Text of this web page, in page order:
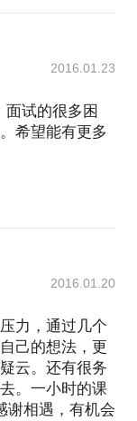
2016.01.23
试的很多困
希望能有更多
2016.01.20
力，通过几个
己的想法，更
云。还有很务
。一小时的课
谢相遇，有机会